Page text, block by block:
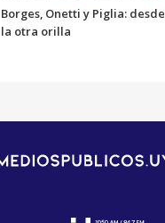
Borges, Onetti y Piglia: desde
la otra orilla